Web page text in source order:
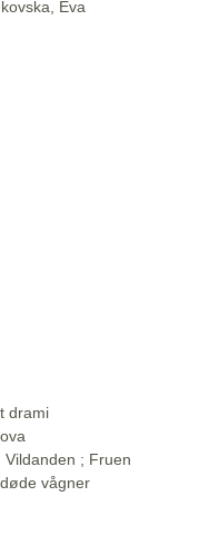
Eva
drami
; Fruen
vågner